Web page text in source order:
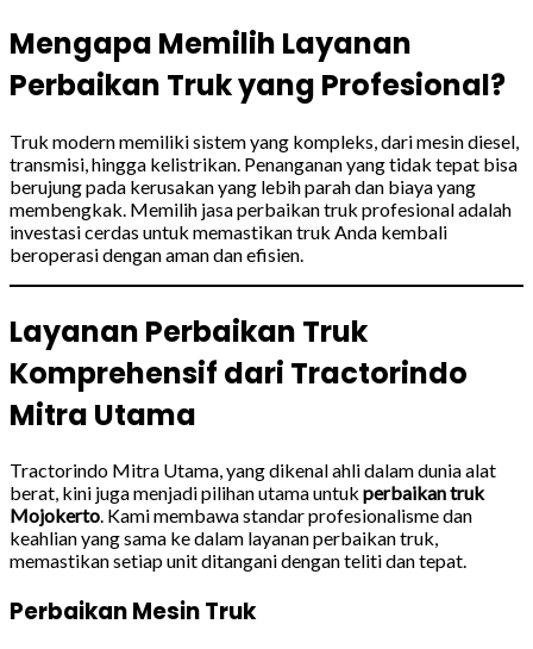
Mengapa Memilih Layanan
Perbaikan Truk yang Profesional?
Truk modern memiliki sistem yang kompleks, dari mesin diesel,
transmisi, hingga kelistrikan. Penanganan yang tidak tepat bisa
berujung pada kerusakan yang lebih parah dan biaya yang
membengkak. Memilih jasa perbaikan truk profesional adalah
investasi cerdas untuk memastikan truk Anda kembali
beroperasi dengan aman dan efisien.
Layanan Perbaikan Truk
Komprehensif dari Tractorindo
Mitra Utama
Tractorindo Mitra Utama, yang dikenal ahli dalam dunia alat
berat, kini juga menjadi pilihan utama untuk perbaikan truk
Mojokerto. Kami membawa standar profesionalisme dan
keahlian yang sama ke dalam layanan perbaikan truk,
memastikan setiap unit ditangani dengan teliti dan tepat.
Perbaikan Mesin Truk